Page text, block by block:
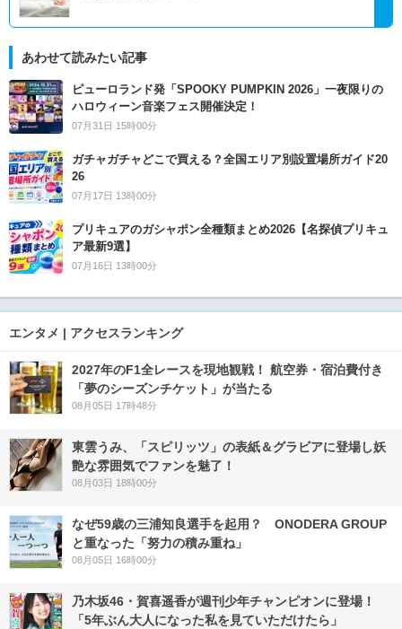
あわせて読みたい記事
ピューロランド発「SPOOKY PUMPKIN 2026」一夜限りの
ハロウィーン音楽フェス開催決定！
07月31日 15時00分
ガチャガチャどこで買える？全国エリア別設置場所ガイド20
26
07月17日 13時00分
プリキュアのガシャポン全種類まとめ2026【名探偵プリキュ
ア最新9選】
07月16日 13時00分
エンタメ | アクセスランキング
2027年のF1全レースを現地観戦！ 航空券・宿泊費付き
「夢のシーズンチケット」が当たる
08月05日 17時48分
東雲うみ、「スピリッツ」の表紙＆グラビアに登場し妖
艶な雰囲気でファンを魅了！
08月03日 18時00分
なぜ59歳の三浦知良選手を起用？ ONODERA GROUP
と重なった「努力の積み重ね」
08月05日 16時00分
乃木坂46・賀喜遥香が週刊少年チャンピオンに登場！
「5年ぶん大人になった私を見ていただけたら」